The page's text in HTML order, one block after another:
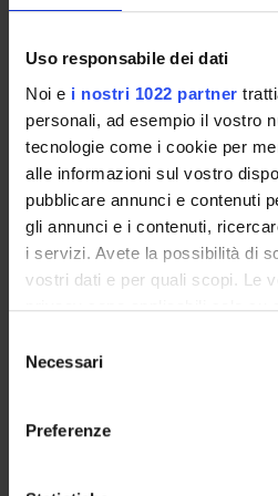
Uso responsabile dei dati
Noi e i nostri 1022 partner
personali, ad esempio il vostro
tecnologie come i cookie per
alle informazioni sul vostro
pubblicare annunci e contenuti
gli annunci e i contenuti,
i servizi. Avete la possibilità di
vostri dati e per quali scopi. Le
privacy sono applicabili solo su
modificare o revocare il proprio
momento dalla Dichiarazione
delNecessari
Preferenze
26 ottobre 2022
Rizza, Alfredo, Voceipuin
(Lief. 23),Winter,2014,pp. 73-
Consulta la scheda completa
istituzionale della Ricerca di
PROGETTI COLLEGATI
Egeo-anatolistica (linea di
<<indietro